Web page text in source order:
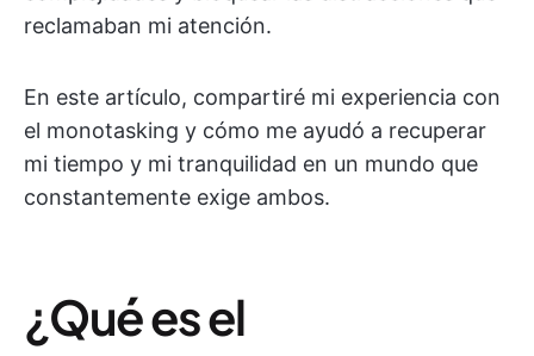
reclamaban mi atención.
En este artículo, compartiré mi experiencia con
el monotasking y cómo me ayudó a recuperar
mi tiempo y mi tranquilidad en un mundo que
constantemente exige ambos.
¿Qué es el